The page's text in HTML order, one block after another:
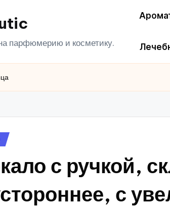
парфюмерию и косметику.
с ручкой,
с